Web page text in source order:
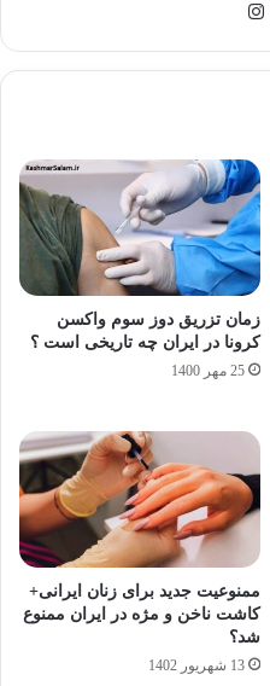
وبسایت
زمان تزریق دوز سوم واکسن
کرونا در ایران چه تاریخی است ؟
25 مهر 1400
ممنوعیت جدید برای زنان ایرانی+
کاشت ناخن و مژه در ایران ممنوع
شد؟
13 شهریور 1402